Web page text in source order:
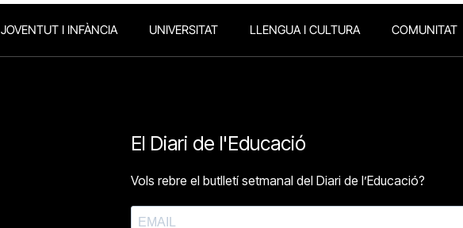
JOVENTUT I INFÀNCIA UNIVERSITAT LLENGUA I CULTURA COMUNITAT